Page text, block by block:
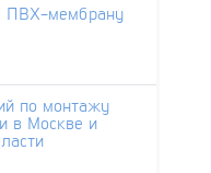
ПВХ-мембрану
по монтажу
в Москве и